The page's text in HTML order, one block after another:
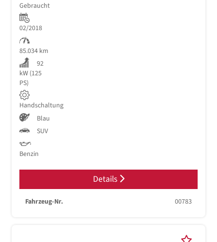
Gebraucht
02/2018
85.034 km
92
kW (125
PS)
Handschaltung
Blau
SUV
Benzin
Details
Fahrzeug-Nr. 00783